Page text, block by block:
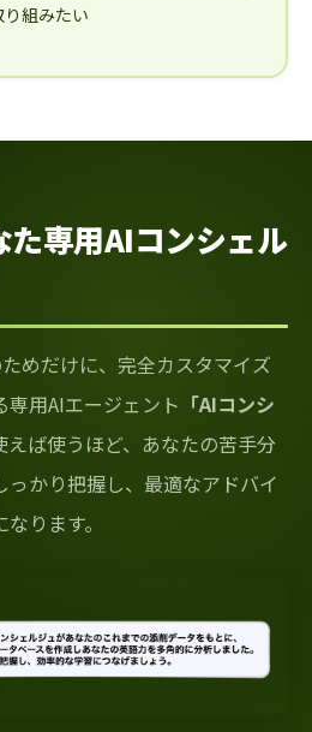
組みたい
専用AIコンシェル
めだけに、完全カスタマイズ
専用AIエージェント 「AIコンシ
えば使うほど、あなたの苦手分
かり把握し、最適なアドバイ
ります。